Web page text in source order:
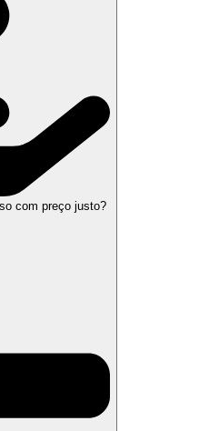
com preço justo?